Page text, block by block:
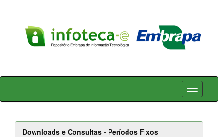
Skip
Downloads e Consultas - Períodos Fixos